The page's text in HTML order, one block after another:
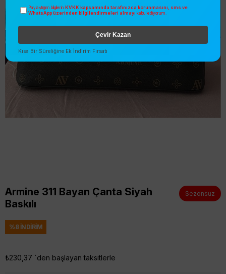
Armine 311 Bayan Çanta Siyah
Baskılı
Sezonsuz
%8 İNDIRIM
₺230,37 `den başlayan taksitlerle
Paylaştığım bilgilerin KVKK kapsamında tarafınızca korunmasını, sms ve
WhatsApp üzerinden bilgilendirmeleri almayı kabul ediyorum.
Çevir Kazan
Kısa Bir Süreliğine Ek İndirim Fırsatı